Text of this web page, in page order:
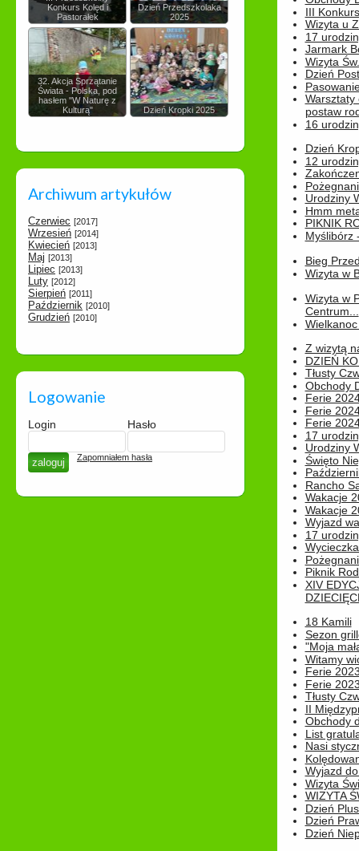
Konkurs Kolęd i
Pastorałek
Dzień Przedszkolaka
2025
32. Akcja Sprzątanie
Świata - Polska, pod
hasłem "W Naturę z
Kulturą"
Dzień Kropki 2025
Archiwum artykułów
Czerwiec [2017]
Wrzesień [2014]
Kwiecień [2013]
Maj [2013]
Lipiec [2013]
Luty [2012]
Sierpień [2011]
Październik [2010]
Grudzień [2010]
Logowanie
Login Hasło
Zapomniałem hasła
III
Wizyta u
17
Jarmark
Wizyta
Dzień
Warsztaty
postaw
16
Dzień
12
Urodziny
Hmm
PIKNIK
Myślibórz
Bieg
Wizyta w
Wizyta w
Centrum...
Z wizytą
DZIEŃ
Tłusty
Obchody
Ferie
Ferie
Ferie
17
Urodziny
Święto
Rancho
Wakacje
Wakacje
Wyjazd
17
Piknik
XIV
18 Kamili
Sezon
"Moja
Witamy
Ferie
Ferie
Tłusty
II
Obchody
List
Nasi
Wyjazd
Wizyta
WIZYTA
Dzień
Dzień
Dzień